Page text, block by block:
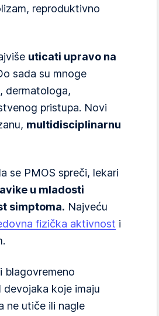
reproduktivno
uticati upravo na
sada su mnoge
dermatologa,
pristupa. Novi
multidisciplinarnu
se PMOS spreči, lekari
u mladosti
simptoma. Najveću
fizička aktivnost i
blagovremeno
koje imaju
ne utiče ili nagle